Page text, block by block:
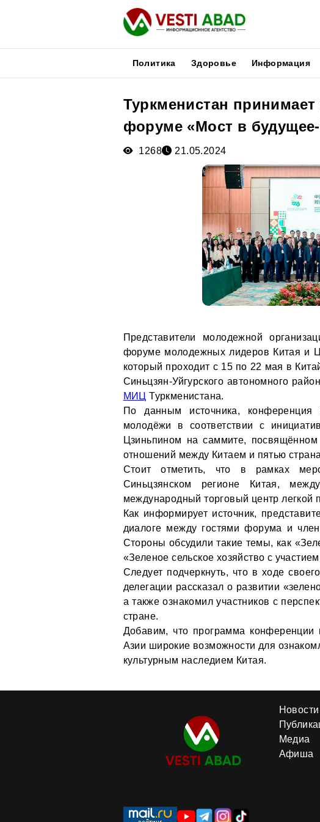
Политика Здоровье Информация
Туркменистан
форуме «Мост в будущее-
1268 21.05.2024
Представители молодежной
форуме молодежных лидеров Китая и
который проходит с 15 по 22 мая в
Синьцзян-Уйгурского автономного
МИЦ Туркменистана.
По данным источника, конференция
молодёжи в соответствии с
Цзиньпином на саммите, посвящённом
отношений между Китаем и пятью
Стоит отметить, что в рамках
Синьцзянском регионе Китая,
международный торговый центр
Как информирует источник,
диалоге между гостями форума и
Стороны обсудили такие темы, как
«Зеленое сельское хозяйство с
Следует подчеркнуть, что в ходе
делегации рассказал о развитии
а также ознакомил участников с
стране.
Добавим, что программа конференции
Азии широкие возможности для
культурным наследием Китая.
Новости
Медиа
Афиша